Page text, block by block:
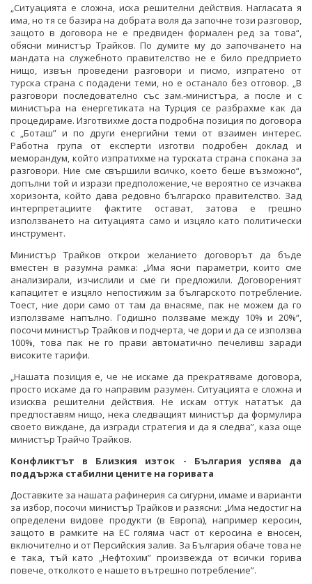
„Ситуацията е сложна, иска решителни действия. Нагласата я
има, но тя се базира на добрата воля да започне този разговор,
защото в договора не е предвиден формален ред за това“,
обясни министър Трайков. По думите му до започването на
мандата на служебното правителство не е било предприето
нищо, извън проведени разговори и писмо, изпратено от
турска страна с подадени теми, но е останало без отговор. „В
разговори последователно със зам.-министъра, а после и с
министъра на енергетиката на Турция се разбрахме как да
процедираме. Изготвихме доста подробна позиция по договора
с „Боташ” и по други енергийни теми от взаимен интерес.
Работна група от експерти изготви подробен доклад и
меморандум, който изпратихме на турската страна с покана за
разговори. Ние сме свършили всичко, което беше възможно“,
допълни той и изрази предположение, че вероятно се изчаква
хоризонта, който дава редовно българско правителство. Зад
интерпретациите фактите остават, затова е грешно
използването на ситуацията само и изцяло като политически
инструмент.
Министър Трайков открои желанието договорът да бъде
вместен в разумна рамка: „Има ясни параметри, които сме
анализирали, изчислили и сме ги предложили. Договореният
капацитет е изцяло непостижим за българското потребление.
Тоест, ние дори само от там да внасяме, пак не можем да го
използваме напълно. Годишно ползваме между 10% и 20%“,
посочи министър Трайков и подчерта, че дори и да се използва
100%, това пак не го прави автоматично печеливш заради
високите тарифи.
„Нашата позиция е, че не искаме да прекратяваме договора,
просто искаме да го направим разумен. Ситуацията е сложна и
изисква решителни действия. Не искам оттук нататък да
предпоставям нищо, нека следващият министър да формулира
своето виждане, да изгради стратегия и да я следва”, каза още
министър Трайчо Трайков.
Конфликтът в Близкия изток - България успява да
поддържа стабилни цените на горивата
Доставките за нашата рафинерия са сигурни, имаме и варианти
за избор, посочи министър Трайков и разясни: „Има недостиг на
определени видове продукти (в Европа), например керосин,
защото в рамките на ЕС голяма част от керосина е вносен,
включително и от Персийския залив. За България обаче това не
е така, тъй като „Нефтохим” произвежда от всички горива
повече, отколкото е нашето вътрешно потребление”.